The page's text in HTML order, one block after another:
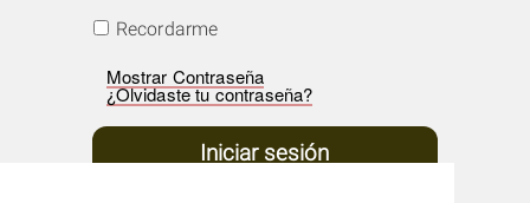
Recordarme
Mostrar Contraseña
¿Olvidaste tu contraseña?